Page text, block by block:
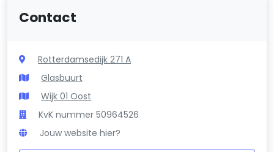
Contact
Rotterdamsedijk 271 A
Glasbuurt
Wijk 01 Oost
KvK nummer 50964526
Jouw website hier?